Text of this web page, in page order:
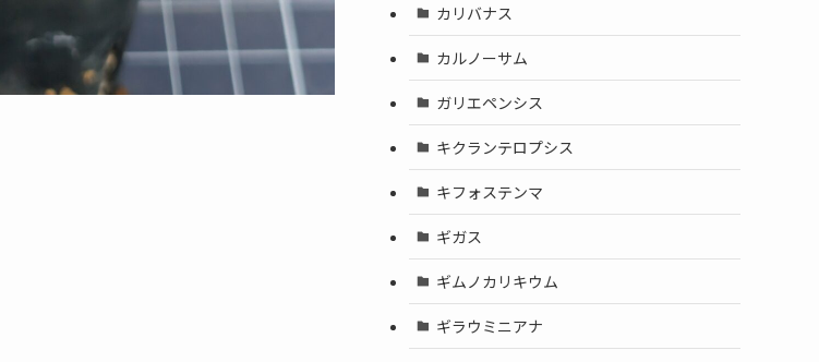
カリバナス
カルノーサム
ガリエペンシス
キクランテロプシス
キフォステンマ
ギガス
ギムノカリキウム
ギラウミニアナ